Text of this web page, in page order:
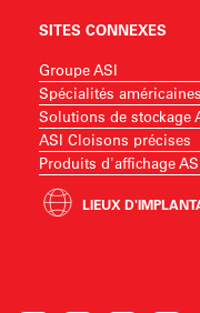
SITES CONNEXES
Groupe ASI
Spécialités américaines
Solutions de stockage
ASI Cloisons précises
Produits d'affichage
LIEUX